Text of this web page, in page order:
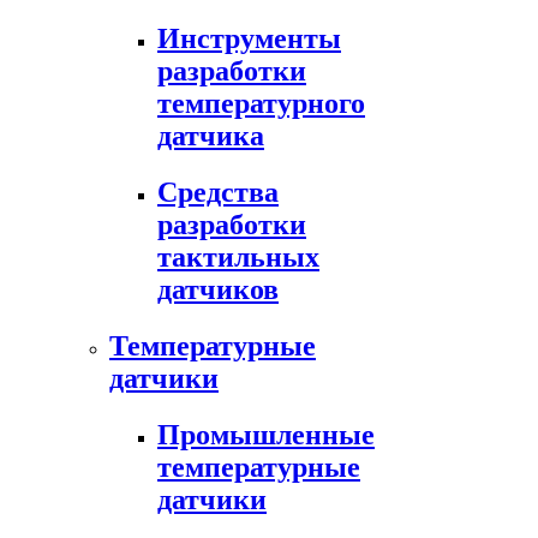
Инструменты
разработки
температурного
датчика
Средства
разработки
тактильных
датчиков
Температурные
датчики
Промышленные
температурные
датчики